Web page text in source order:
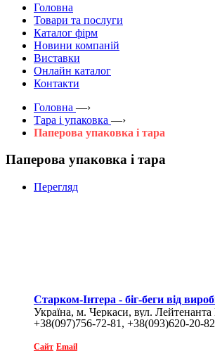
Головна
Товари та послуги
Каталог фірм
Новини компаній
Виставки
Онлайн каталог
Контакти
Головна —›
Тара і упаковка —›
Паперова упаковка і тара
Паперова упаковка і тара
Перегляд
Старком-Інтера - біг-беги від
Україна, м. Черкаси, вул.
+38(097)756-72-81, +38(093)620-20-82
Сайт Email